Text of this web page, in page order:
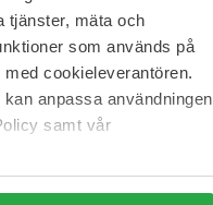
tjänster, mäta och
som används på
cookieleverantören.
anpassa användningen
samt vår
Instagram
Linkedin